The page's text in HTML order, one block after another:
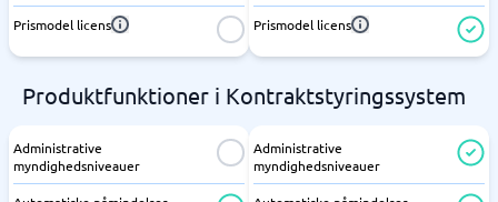
Prismodel licens Prismodel licens
Produktfunktioner i Kontraktstyringssystem
Administrative
myndighedsniveauer
Administrative
myndighedsniveauer